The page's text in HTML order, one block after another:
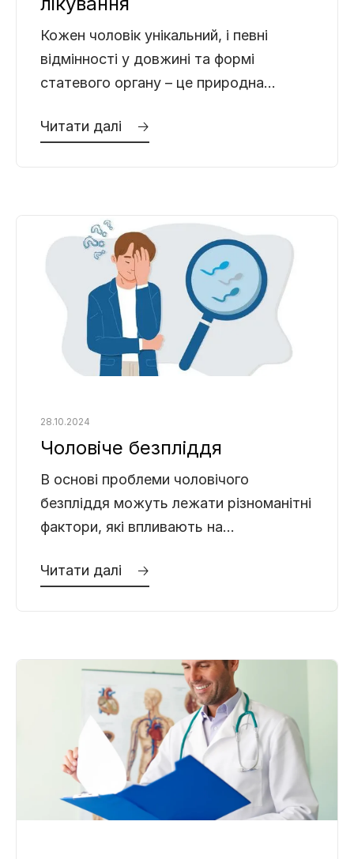
Кожен чоловік унікальний, і певні
відмінності у довжині та формі
статевого органу – це природна
і це зовсім не
Читати далі 🡢
Чоловіче безпліддя
28.10.2024
В основі проблеми чоловічого
безпліддя можуть лежати різноманітні
фактори, які впливають на
Важливо розуміти причини та
Читати далі 🡢